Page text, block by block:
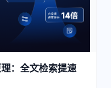
：全文检索提速